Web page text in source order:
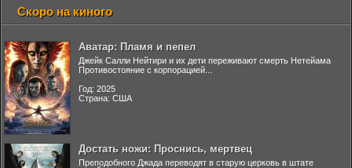
Скоро на киного
Аватар: Пламя и пепел
Джейк Салли Нейтири и их дети переживают смерть Нетейама
Противостояние с корпорацией...
Год: 2025
Страна: США
Достать ножи: Проснись, мертвец
Преподобного Джада переводят в старую церковь в штате